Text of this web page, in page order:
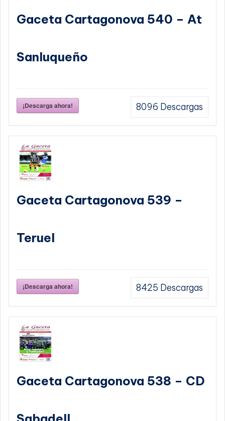
Gaceta Cartagonova 540 – At
Sanluqueño
¡Descarga ahora! 8096 Descargas
Gaceta Cartagonova 539 –
Teruel
¡Descarga ahora! 8425 Descargas
Gaceta Cartagonova 538 – CD